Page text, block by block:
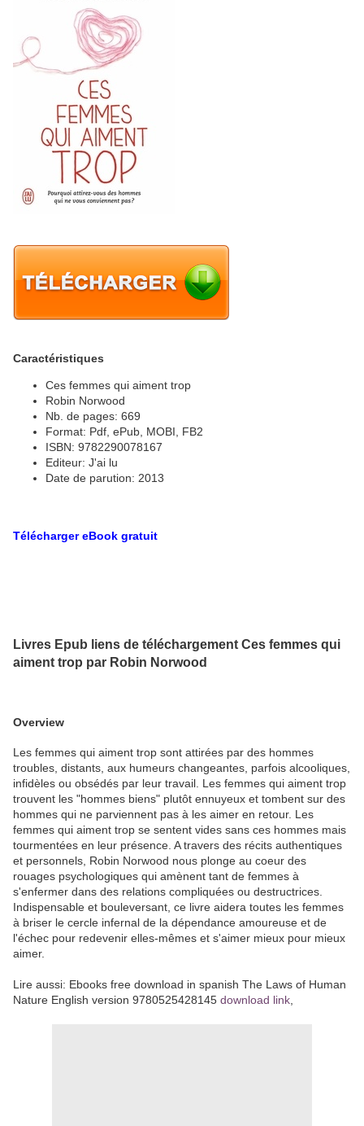
Caractéristiques
Ces femmes qui aiment trop
Robin Norwood
Nb. de pages: 669
Format: Pdf, ePub, MOBI, FB2
ISBN: 9782290078167
Editeur: J'ai lu
Date de parution: 2013
Télécharger eBook gratuit
Livres Epub liens de téléchargement Ces femmes qui
aiment trop par Robin Norwood
Overview
Les femmes qui aiment trop sont attirées par des hommes
troubles, distants, aux humeurs changeantes, parfois alcooliques,
infidèles ou obsédés par leur travail. Les femmes qui aiment trop
trouvent les "hommes biens" plutôt ennuyeux et tombent sur des
hommes qui ne parviennent pas à les aimer en retour. Les
femmes qui aiment trop se sentent vides sans ces hommes mais
tourmentées en leur présence. A travers des récits authentiques
et personnels, Robin Norwood nous plonge au coeur des
rouages psychologiques qui amènent tant de femmes à
s'enfermer dans des relations compliquées ou destructrices.
Indispensable et bouleversant, ce livre aidera toutes les femmes
à briser le cercle infernal de la dépendance amoureuse et de
l'échec pour redevenir elles-mêmes et s'aimer mieux pour mieux
aimer.
Lire aussi: Ebooks free download in spanish The Laws of Human
Nature English version 9780525428145 download link